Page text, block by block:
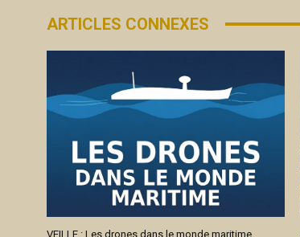
ARTICLES CONNEXES
VEILLE : Les drones dans le monde maritime.